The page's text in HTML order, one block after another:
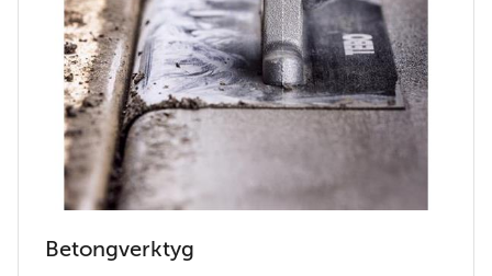
Betongverktyg